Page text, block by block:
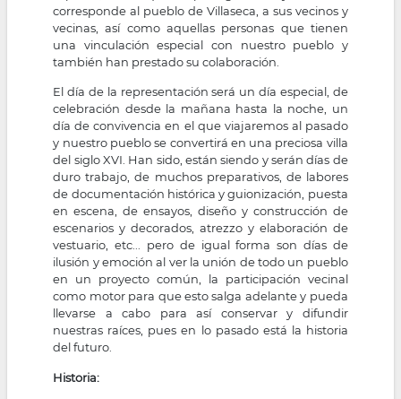
corresponde al pueblo de Villaseca, a sus vecinos y
vecinas, así como aquellas personas que tienen
una vinculación especial con nuestro pueblo y
también han prestado su colaboración.
El día de la representación será un día especial, de
celebración desde la mañana hasta la noche, un
día de convivencia en el que viajaremos al pasado
y nuestro pueblo se convertirá en una preciosa villa
del siglo XVI. Han sido, están siendo y serán días de
duro trabajo, de muchos preparativos, de labores
de documentación histórica y guionización, puesta
en escena, de ensayos, diseño y construcción de
escenarios y decorados, atrezzo y elaboración de
vestuario, etc... pero de igual forma son días de
ilusión y emoción al ver la unión de todo un pueblo
en un proyecto común, la participación vecinal
como motor para que esto salga adelante y pueda
llevarse a cabo para así conservar y difundir
nuestras raíces, pues en lo pasado está la historia
del futuro.
Historia: